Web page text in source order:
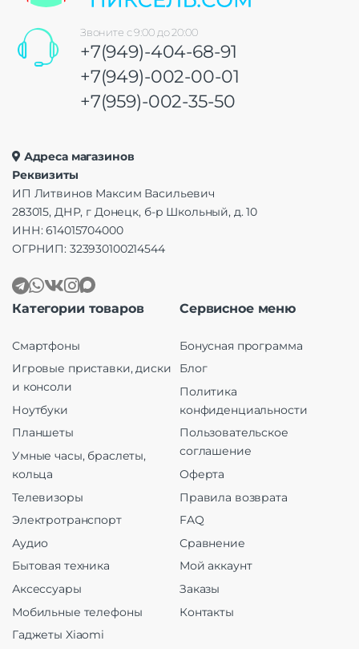
Звоните с 9:00 до 20:00
+7(949)-404-68-91
+7(949)-002-00-01
+7(959)-002-35-50
Адреса магазинов
Реквизиты
ИП Литвинов Максим Васильевич
283015, ДНР, г Донецк, б-р Школьный, д. 10
ИНН: 614015704000
ОГРНИП: 323930100214544
Категории товаров
Смартфоны
Игровые приставки, диски
и консоли
Ноутбуки
Планшеты
Умные часы, браслеты,
кольца
Телевизоры
Электротранспорт
Аудио
Бытовая техника
Аксессуары
Мобильные телефоны
Гаджеты Xiaomi
Сервисное меню
Бонусная программа
Блог
Политика
конфиденциальности
Пользовательское
соглашение
Оферта
Правила возврата
FAQ
Сравнение
Мой аккаунт
Заказы
Контакты